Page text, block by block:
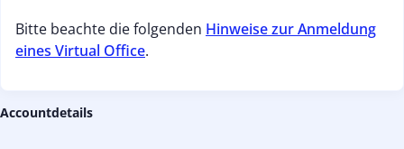
Bitte beachte die folgenden Hinweise zur Anmeldung
eines Virtual Office.
Accountdetails